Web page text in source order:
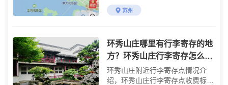
苏州
环秀山庄哪里有行李寄存的地
方？环秀山庄行李寄存怎么收
费？
环秀山庄附近行李寄存点情况介
绍，环秀山庄行李寄存点收费标准